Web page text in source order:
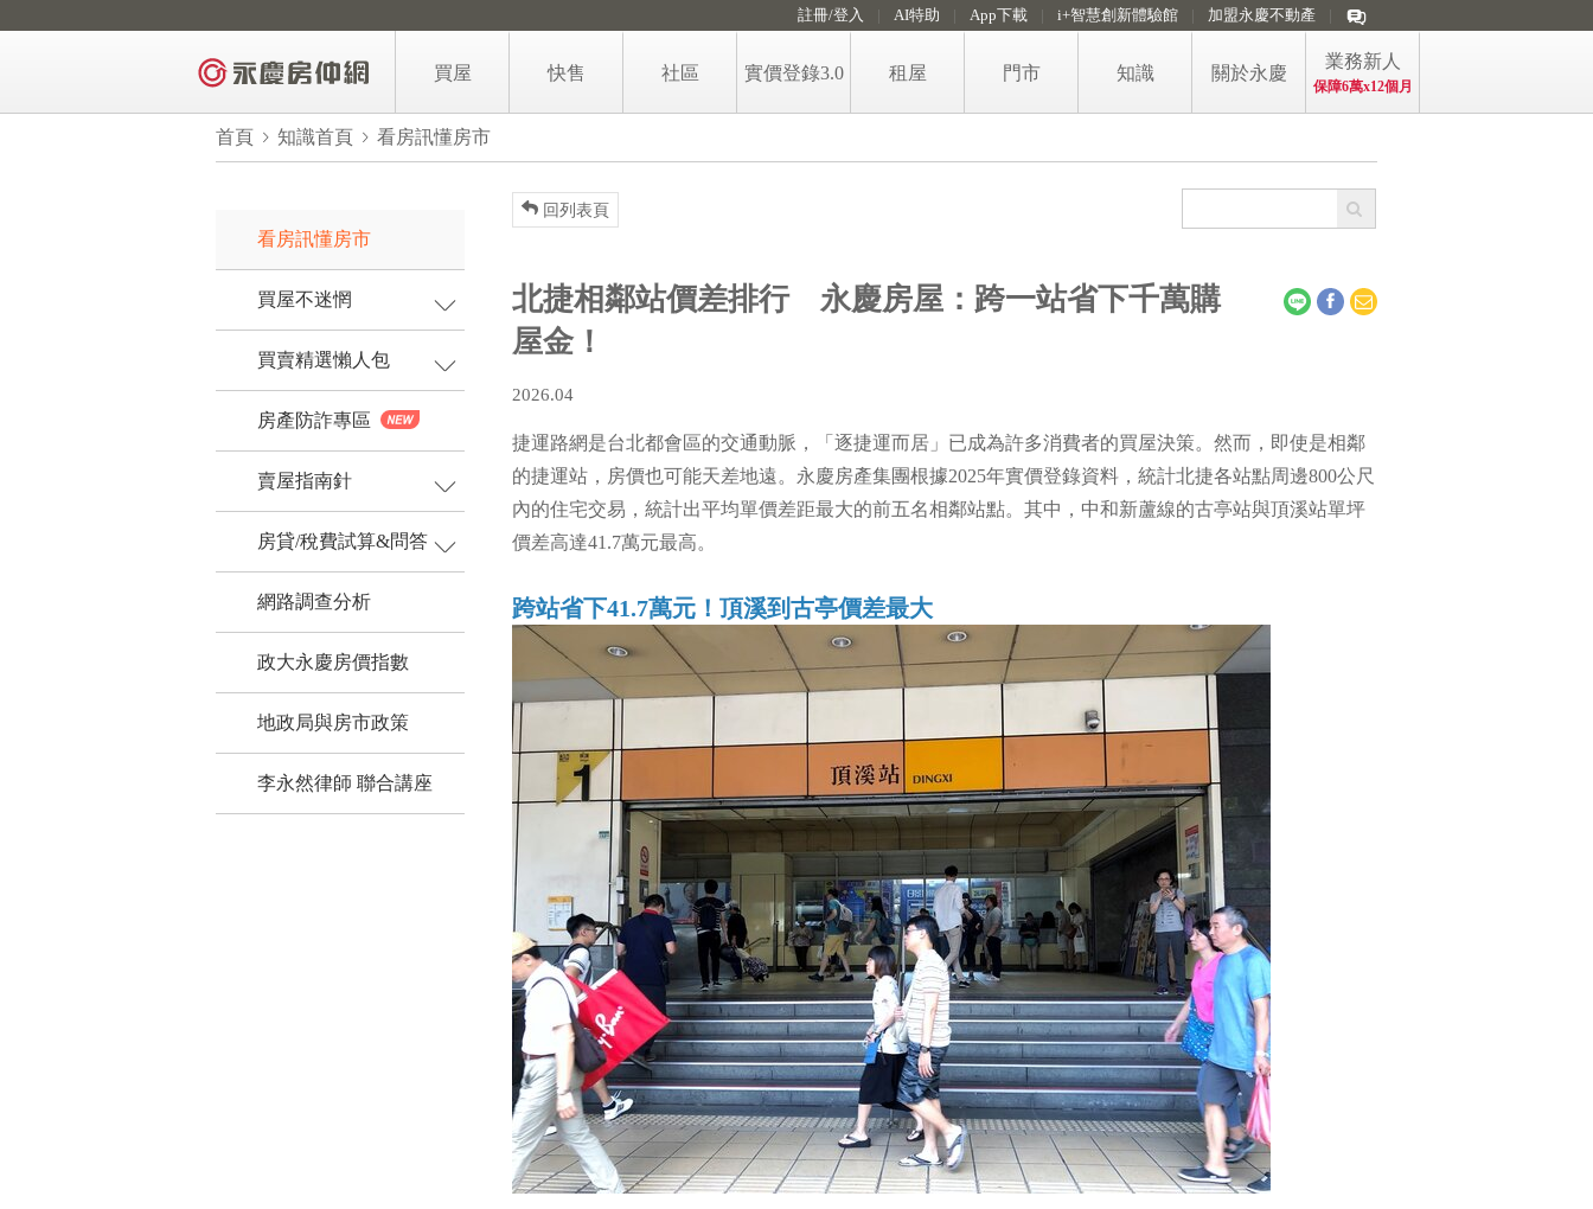
註冊/登入 AI特助 App下載 i+智慧創新體驗館 加盟永慶不動產
買屋
區域找房
3年內新屋
億品豪邸
降價屋
買屋主題推薦
買屋需求留言
買屋6招快上手
買屋試算
快售
賣屋知識
格局圖工具
社區 實價登錄3.0 租屋 門市 知識
屋主售屋的稅
永慶房屋 五大第一
關於永慶
業務新人
保障6萬x12個月
首頁 知識首頁 看房訊懂房市
看房訊懂房市
買屋不迷惘
買賣精選懶人包
房產防詐專區
賣屋指南針
房貸/稅費試算&問答
網路調查分析
政大永慶房價指數
地政局與房市政策
李永然律師 聯合講座
回列表頁
北捷相鄰站價差排行 永慶房屋：跨一站省下千萬購
屋金！
2026.04
捷運路網是台北都會區的交通動脈，「逐捷運而居」已成為許多消費者的買屋決策。然而，即使是相鄰
的捷運站，房價也可能天差地遠。永慶房產集團根據2025年實價登錄資料，統計北捷各站點周邊800公尺
內的住宅交易，統計出平均單價差距最大的前五名相鄰站點。其中，中和新蘆線的古亭站與頂溪站單坪
價差高達41.7萬元最高。
跨站省下41.7萬元！頂溪到古亭價差最大